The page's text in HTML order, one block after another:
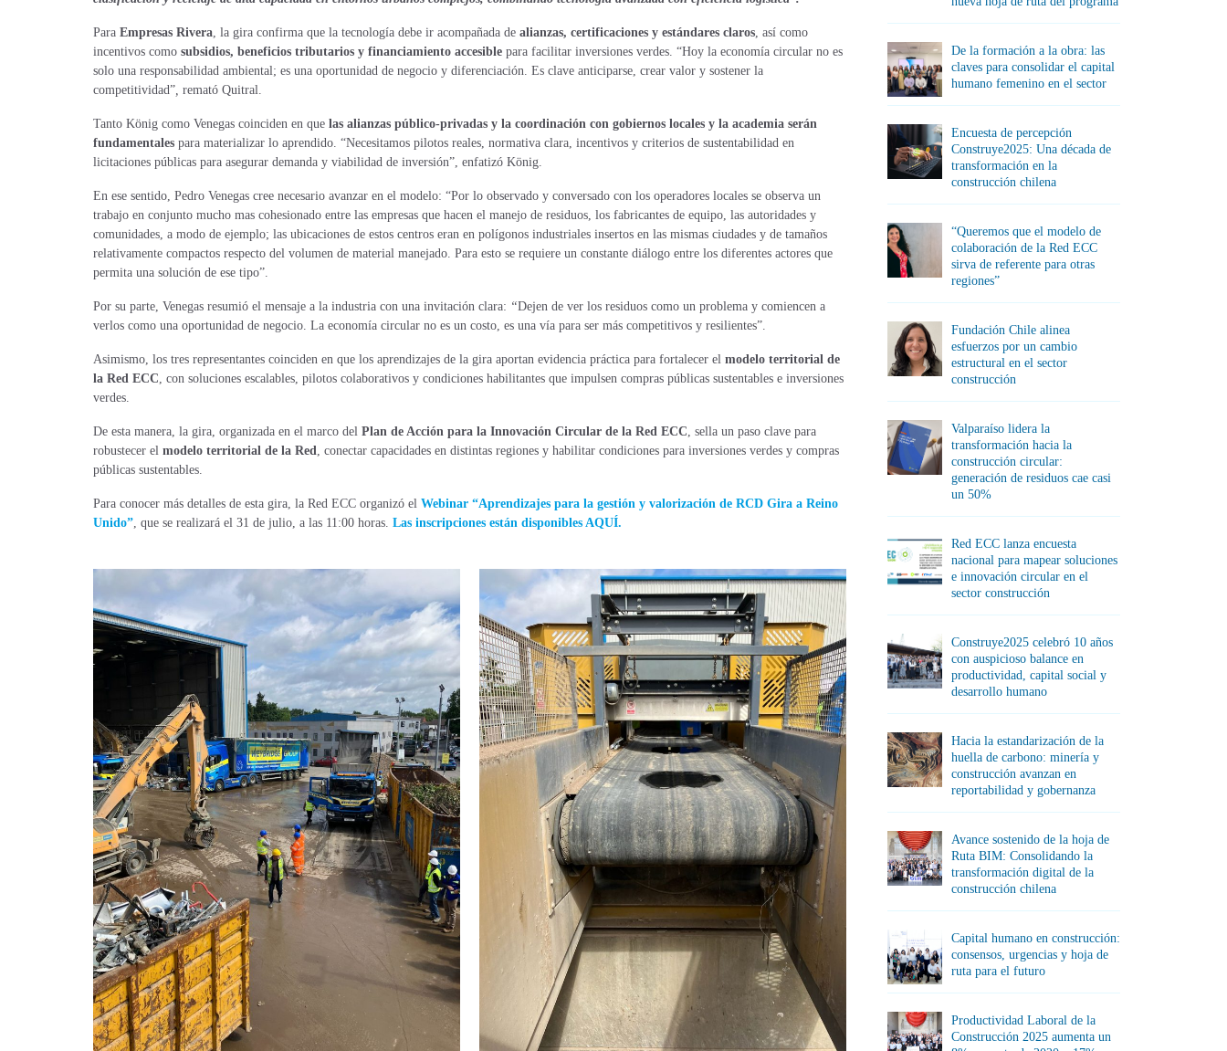
Para Empresas Rivera , la gira confirma que la tecnología debe ir acompañada de alianzas, certificaciones y estándares claros , así como
incentivos como subsidios, beneficios tributarios y financiamiento accesible para facilitar inversiones verdes. “Hoy la economía circular no es
solo una responsabilidad ambiental; es una oportunidad de negocio y diferenciación. Es clave anticiparse, crear valor y sostener la
competitividad” remató Quitral.
Tanto König como Venegas coinciden en que las alianzas público-privadas y la coordinación con gobiernos locales y la academia serán
fundamentales para materializar lo aprendido. “Necesitamos pilotos reales, normativa clara, incentivos y criterios de sustentabilidad en
licitaciones públicas para asegurar demanda y viabilidad de inversión”, enfatizó König.
En ese sentido, Pedro Venegas cree necesario avanzar en el modelo: “Por lo observado y conversado con los operadores locales se observa un
trabajo en conjunto mucho mas cohesionado entre las empresas que hacen el manejo de residuos, los fabricantes de equipo, las autoridades y
comunidades, a modo de ejemplo; las ubicaciones de estos centros eran en polígonos industriales insertos en las mismas ciudades y de tamaños
relativamente compactos respecto del volumen de material manejado. Para esto se requiere un constante diálogo entre los diferentes actores que
permita una solución de ese tipo”.
Por su parte, Venegas resumió el mensaje a la industria con una invitación clara: “Dejen de ver los residuos como un problema y comiencen a
verlos como una oportunidad de negocio. La economía circular no es un costo, es una vía para ser más competitivos y resilientes”.
Asimismo, los tres representantes coinciden en que los aprendizajes de la gira aportan evidencia práctica para fortalecer el modelo territorial de
la Red ECC , con soluciones escalables, pilotos colaborativos y condiciones habilitantes que impulsen compras públicas sustentables e inversiones
verdes.
De esta manera, la gira, organizada en el marco del Plan de Acción para la Innovación Circular de la Red ECC , sella un paso clave para
robustecer el modelo territorial de la Red , conectar capacidades en distintas regiones y habilitar condiciones para inversiones verdes y compras
públicas sustentables.
Para conocer más detalles de esta gira, la Red ECC organizó el Webinar “Aprendizajes para la gestión y valorización de RCD Gira a Reino
Unido” , que se realizará el 31 de julio, a las 11:00 horas. Las inscripciones están disponibles AQUÍ.
De la formación a la obra: las
claves para consolidar el capital
humano femenino en el sector
Encuesta de percepción
Construye2025: Una década de
transformación en la
construcción chilena
“Queremos que el modelo de
colaboración de la Red ECC
sirva de referente para otras
regiones”
Fundación Chile alinea
esfuerzos por un cambio
estructural en el sector
construcción
Valparaíso lidera la
transformación hacia la
construcción circular:
generación de residuos cae casi
un 50%
Red ECC lanza encuesta
nacional para mapear soluciones
e innovación circular en el
sector construcción
Construye2025 celebró 10 años
con auspicioso balance en
productividad, capital social y
desarrollo humano
Hacia la estandarización de la
huella de carbono: minería y
construcción avanzan en
reportabilidad y gobernanza
Avance sostenido de la hoja de
Ruta BIM: Consolidando la
transformación digital de la
construcción chilena
Capital humano en construcción:
consensos, urgencias y hoja de
ruta para el futuro
Productividad Laboral de la
Construcción 2025 aumenta un